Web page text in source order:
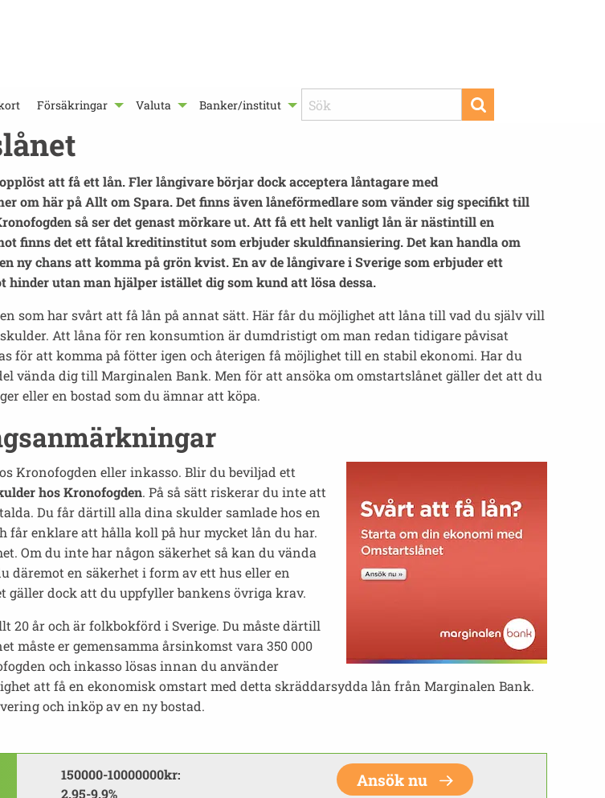
Försäkringar Valuta Banker/institut
att få ett lån. Fler långivare börjar dock acceptera låntagare med
om här på Allt om Spara. Det finns även låneförmedlare som vänder sig specifikt till
så ser det genast mörkare ut. Att få ett helt vanligt lån är nästintill en
finns det ett fåtal kreditinstitut som erbjuder skuldfinansiering. Det kan handla om
chans att komma på grön kvist. En av de långivare i Sverige som erbjuder ett
utan man hjälper istället dig som kund att lösa dessa.
som har svårt att få lån på annat sätt. Här får du möjlighet att låna till vad du själv vill
Att låna för ren konsumtion är dumdristigt om man redan tidigare påvisat
för att komma på fötter igen och återigen få möjlighet till en stabil ekonomi. Har du
vända dig till Marginalen Bank. Men för att ansöka om omstartslånet gäller det att du
eller en bostad som du ämnar att köpa.
Kronofogden eller inkasso. Blir du beviljad ett
hos Kronofogden. På så sätt riskerar du inte att
Du får därtill alla dina skulder samlade hos en
får enklare att hålla koll på hur mycket lån du har.
Om du inte har någon säkerhet så kan du vända
en säkerhet i form av ett hus eller en
dock att du uppfyller bankens övriga krav.
20 år och är folkbokförd i Sverige. Du måste därtill
måste er gemensamma årsinkomst vara 350 000
och inkasso lösas innan du använder
att få en ekonomisk omstart med detta skräddarsydda lån från Marginalen Bank.
och inköp av en ny bostad.
150000-10000000kr:
2.95-9.9%
Ansök nu